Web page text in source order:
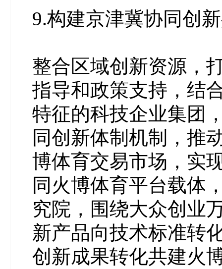
9.构建京津冀协同创
整合区域创新资源，
指导和政策支持，结
特征的科技企业集团
同创新体制机制，推
博体育交易市场，实
同火博体育平台载体
究院，围绕大众创业
新产品向技术标准转
创新成果转化共建火